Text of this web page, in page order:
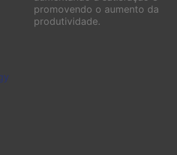
promovendo o aumento da
produtividade.